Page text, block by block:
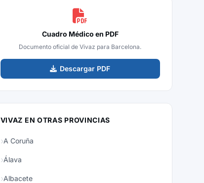
Cuadro Médico en PDF
Documento oficial de Vivaz para Barcelona.
Descargar PDF
VIVAZ EN OTRAS PROVINCIAS
A Coruña
Álava
Albacete